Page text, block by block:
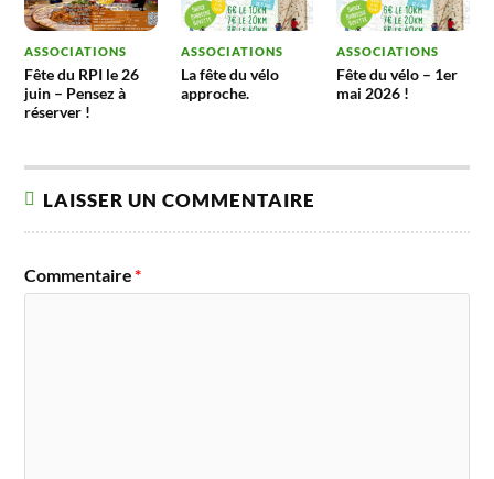
ASSOCIATIONS
Fête du RPI le 26
juin – Pensez à
réserver !
ASSOCIATIONS
La fête du vélo
approche.
ASSOCIATIONS
Fête du vélo – 1er
mai 2026 !
LAISSER UN COMMENTAIRE
Commentaire*